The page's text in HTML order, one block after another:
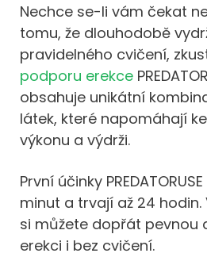
Nechce se-li vám čekat
tomu, že dlouhodobě
pravidelného cvičení,
podporu erekce
obsahuje unikátní
látek, které napomáhají
výkonu a výdrži.
První účinky
minut a trvají až 24
si můžete dopřát pevnou
erekci i bez cvičení.